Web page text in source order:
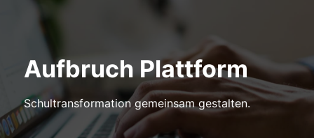
Aufbruch Plattform
Schultransformation gemeinsam gestalten.